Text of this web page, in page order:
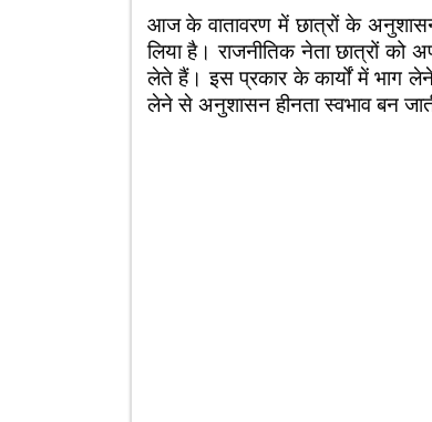
आज के वातावरण में छात्रों के
लिया है। राजनीतिक नेता छात्रों
लेते हैं। इस प्रकार के कार्यों में भाग
लेने से अनुशासन हीनता स्वभाव बन